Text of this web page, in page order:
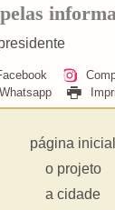
página inicial
o projeto
a cidade